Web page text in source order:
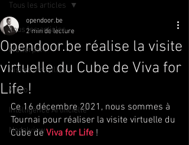
Tous les articles
Matterport
Visites virtuelles
Vidéo
Intelligence Artificielle
Nodalview
Tous les articles
Opendoor.be réalise la visite
virtuelle du Cube de Viva for
Life !
opendoor.be
2 min de lecture
Ce 16 décembre 2021, nous sommes à
Tournai pour réaliser la visite virtuelle du
Cube de Viva for Life !